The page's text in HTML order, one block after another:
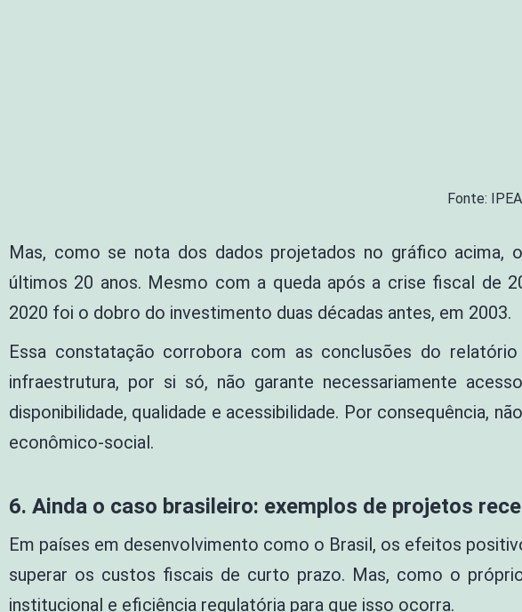
Fonte:
Mas, como se nota dos dados projetados no gráfico acima,
últimos 20 anos. Mesmo com a queda após a crise fiscal de
2020 foi o dobro do investimento duas décadas antes, em 2003.
Essa constatação corrobora com as conclusões do
infraestrutura, por si só, não garante necessariamente
disponibilidade, qualidade e acessibilidade. Por consequência,
econômico-social.
6. Ainda o caso brasileiro: exemplos de projetos
Em países em desenvolvimento como o Brasil, os efeitos
superar os custos fiscais de curto prazo. Mas, como o
institucional e eficiência regulatória para que isso ocorra.